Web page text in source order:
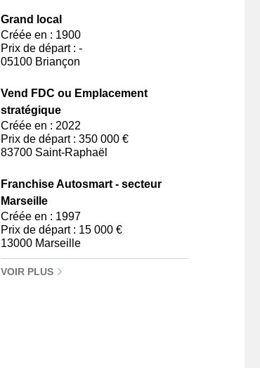
Grand local
Créée en : 1900
Prix de départ : -
05100 Briançon
Vend FDC ou Emplacement
stratégique
Créée en : 2022
Prix de départ : 350 000 €
83700 Saint-Raphaël
Franchise Autosmart - secteur
Marseille
Créée en : 1997
Prix de départ : 15 000 €
13000 Marseille
VOIR PLUS